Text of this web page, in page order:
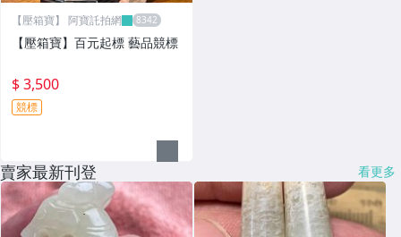
【壓箱寶】 阿寶託拍網
【壓箱寶】百元起標 藝品競標
$ 3,500
競標
賣家最新刊登 看更多